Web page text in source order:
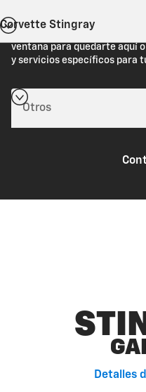
Estás viendo Chevrolet.com
ventana para quedarte aquí
y servicios específicos para
Corvette Stingray
Detalles